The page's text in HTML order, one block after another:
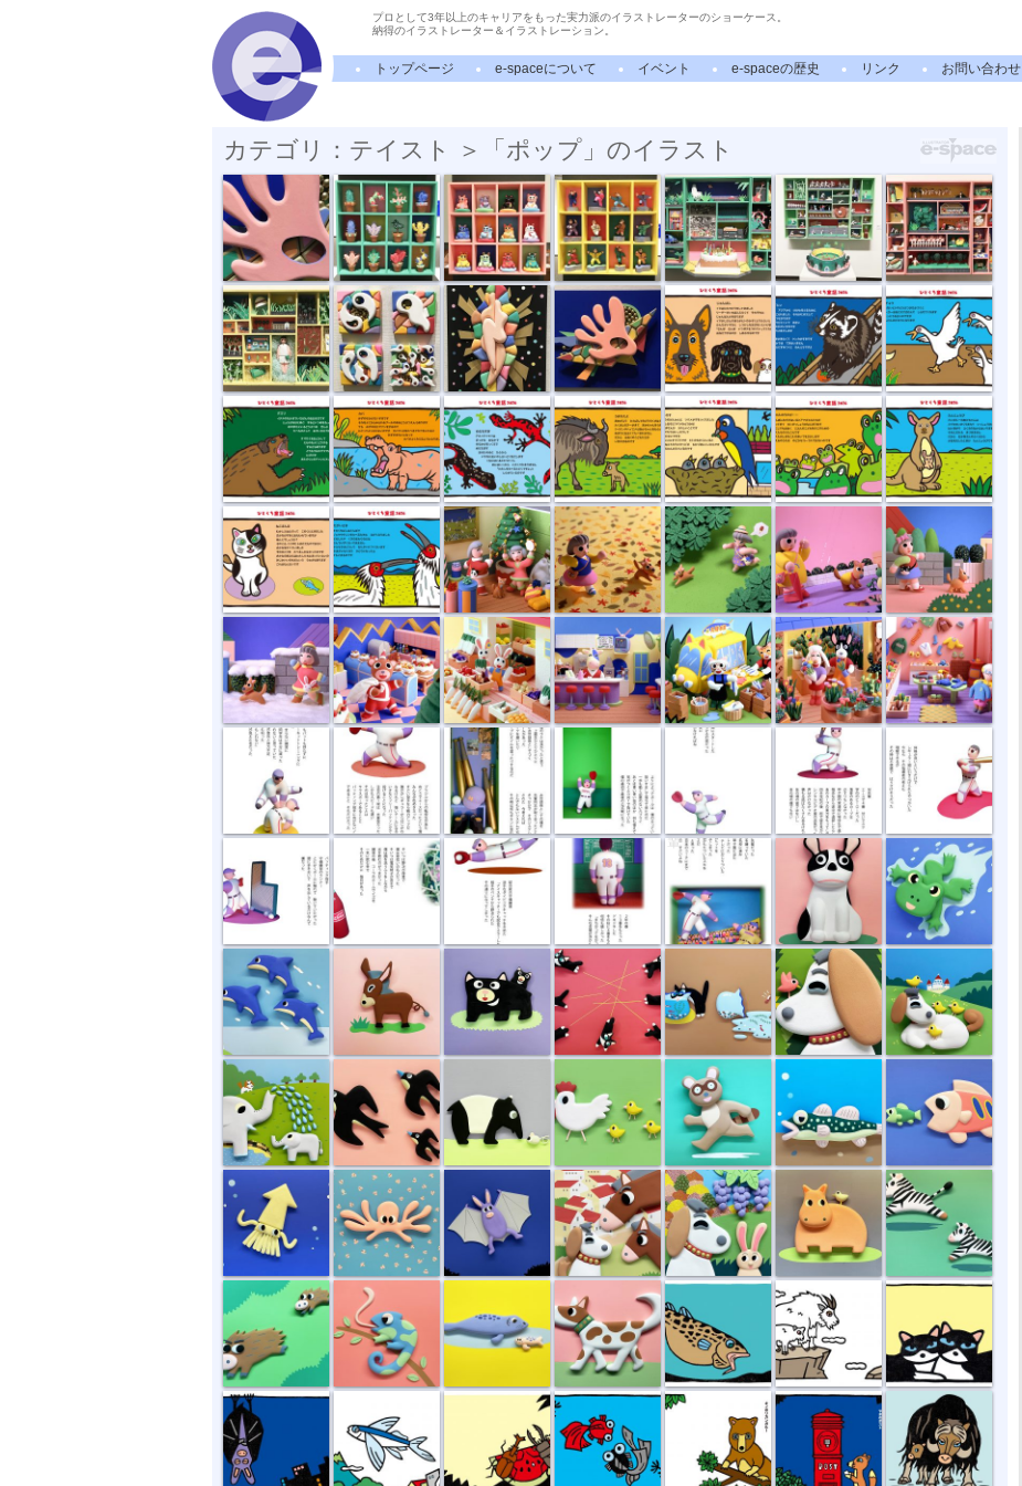
プロとして3年以上のキャリアをもった実力派のイラストレーターのショーケース。
納得のイラストレーター＆イラストレーション。
トップページ e-spaceについて イベント e-spaceの歴史 リンク お問い合わせ
カテゴリ：テイスト ＞「ポップ」のイラスト
細部を見るa(... サボテンコレ... 招き猫 太極拳 美大時代 給食の時間
昆虫採集 進化のプロセス 愛のカタチ ダンス 順番 ハクビシン ガチョウは番...
グズリ かばの水槽 目立ちすぎ 生まれたよ ツバメの巣 カエルの輪唱 誕生日
ねこまんま おたがいさま もうすぐクリ... 落ち葉の中を 帰ったらアイ... 雨の午後 ポカポカ散歩
雪の朝 クマのケーキ... ウサギのやお... 牛のミルクホ... ネコの魚屋さん イヌの花屋さん 立体動物カレ...
サーキットト... ブラジルから... お世話係 サヨナラエラー エラー M先輩 はりさける心
バッティング... コカコーラの... ダイビングキ... 背番号13
中学野球 H先
輩
フレンチブル
ロバくん 興奮して走り... ネコのいたずら しちだ研究所... しちだ研究所...
しちだ研究所... ニワトリ親子 ダボハゼ 食物連鎖
イカがなものか タコの赤ちゃん コウモリ しちのすけa カバ
イノシシ カメレオン アザラシの親子 イヌのブチ タラふく食べる 崖っぷちのシ... ホントのキモチ
眠い眠いコウ... トビウオ プクとブク キノボリカン... 山のポスト ジャコウウシ